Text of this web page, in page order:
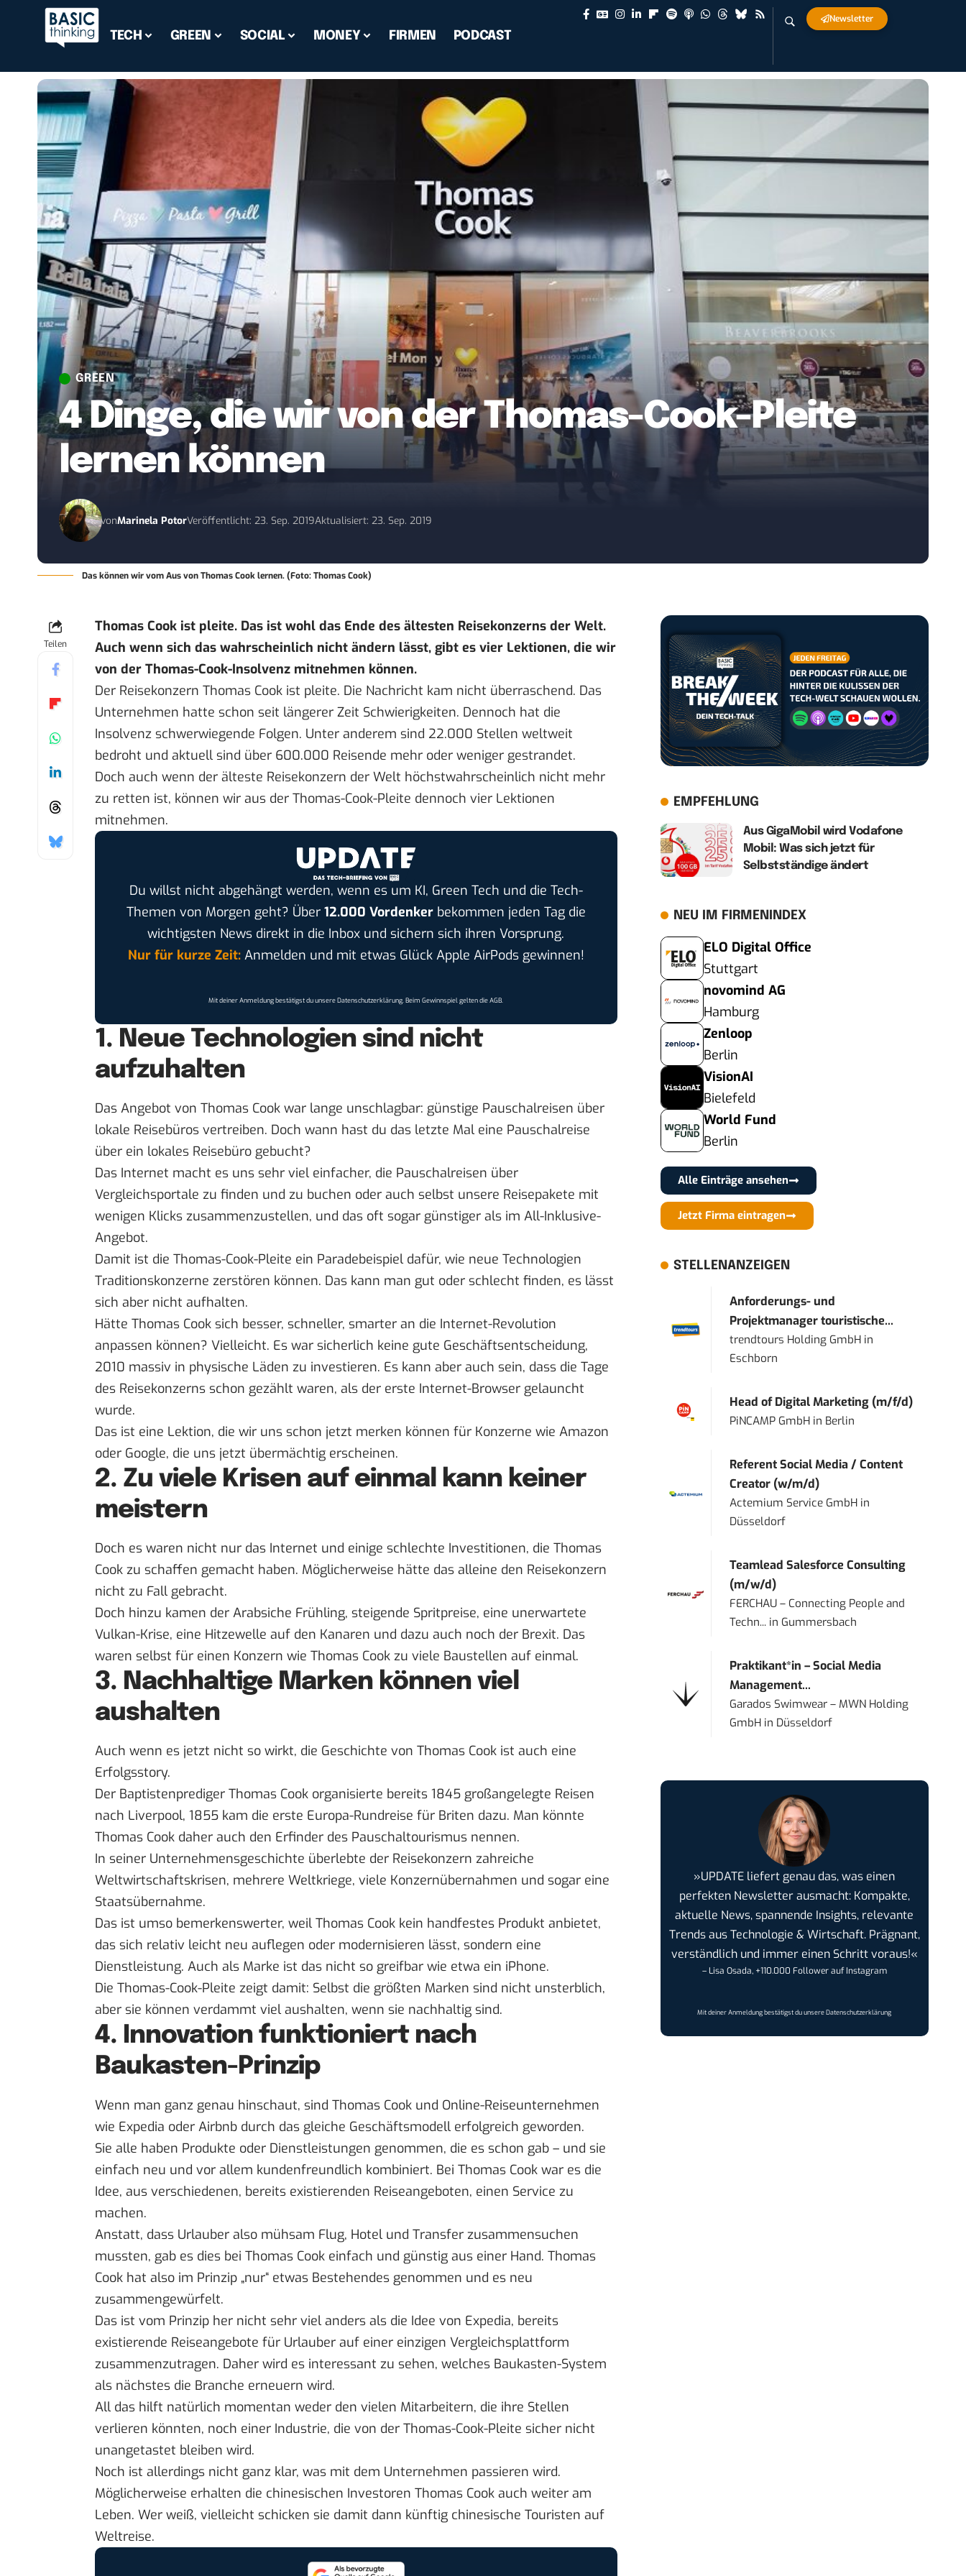
TECH GREEN SOCIAL MONEY FIRMEN PODCAST
Newsletter
GREEN
4 Dinge, die wir von der Thomas-Cook-Pleite
lernen können
vonMarinela PotorVeröffentlicht: 23. Sep. 2019Aktualisiert: 23. Sep. 2019
Das können wir vom Aus von Thomas Cook lernen. (Foto: Thomas Cook)
Teilen
Thomas Cook ist pleite. Das ist wohl das Ende des ältesten Reisekonzerns der Welt.
Auch wenn sich das wahrscheinlich nicht ändern lässt, gibt es vier Lektionen, die wir
von der Thomas-Cook-Insolvenz mitnehmen können.
Der Reisekonzern Thomas Cook ist pleite. Die Nachricht kam nicht überraschend. Das
Unternehmen hatte schon seit längerer Zeit Schwierigkeiten. Dennoch hat die
Insolvenz schwerwiegende Folgen. Unter anderem sind 22.000 Stellen weltweit
bedroht und aktuell sind über 600.000 Reisende mehr oder weniger gestrandet.
Doch auch wenn der älteste Reisekonzern der Welt höchstwahrscheinlich nicht mehr
zu retten ist, können wir aus der Thomas-Cook-Pleite dennoch vier Lektionen
mitnehmen.
Du willst nicht abgehängt werden, wenn es um KI, Green Tech und die Tech-
Themen von Morgen geht? Über 12.000 Vordenkerbekommen jeden Tag die
wichtigsten News direkt in die Inbox und sichern sich ihren Vorsprung.
Nur für kurze Zeit:Anmelden und mit etwas Glück Apple AirPods gewinnen!
Mit deiner Anmeldung bestätigst du unsereDatenschutzerklärung. Beim Gewinnspiel gelten dieAGB.
1. Neue Technologien sind nicht
aufzuhalten
Das Angebot von Thomas Cook war lange unschlagbar: günstige Pauschalreisen über
lokale Reisebüros vertreiben. Doch wann hast du das letzte Mal eine Pauschalreise
über ein lokales Reisebüro gebucht?
Das Internet macht es uns sehr viel einfacher, die Pauschalreisen über
Vergleichsportale zu finden und zu buchen oder auch selbst unsere Reisepakete mit
wenigen Klicks zusammenzustellen, und das oft sogar günstiger als im All-Inklusive-
Angebot.
Damit ist die Thomas-Cook-Pleite ein Paradebeispiel dafür, wie neue Technologien
Traditionskonzerne zerstören können. Das kann man gut oder schlecht finden, es lässt
sich aber nicht aufhalten.
Hätte Thomas Cook sich besser, schneller, smarter an die Internet-Revolution
anpassen können? Vielleicht. Es war sicherlich keine gute Geschäftsentscheidung,
2010 massiv in physische Läden zu investieren. Es kann aber auch sein, dass die Tage
des Reisekonzerns schon gezählt waren, als der erste Internet-Browser gelauncht
wurde.
Das ist eine Lektion, die wir uns schon jetzt merken können für Konzerne wie Amazon
oder Google, die uns jetzt übermächtig erscheinen.
2. Zu viele Krisen auf einmal kann keiner
meistern
Doch es waren nicht nur das Internet und einige schlechte Investitionen, die Thomas
Cook zu schaffen gemacht haben. Möglicherweise hätte das alleine den Reisekonzern
nicht zu Fall gebracht.
Doch hinzu kamen der Arabsiche Frühling, steigende Spritpreise, eine unerwartete
Vulkan-Krise, eine Hitzewelle auf den Kanaren und dazu auch noch der Brexit. Das
waren selbst für einen Konzern wie Thomas Cook zu viele Baustellen auf einmal.
3. Nachhaltige Marken können viel
aushalten
Auch wenn es jetzt nicht so wirkt, die Geschichte von Thomas Cook ist auch eine
Erfolgsstory.
Der Baptistenprediger Thomas Cook organisierte bereits 1845 großangelegte Reisen
nach Liverpool, 1855 kam die erste Europa-Rundreise für Briten dazu. Man könnte
Thomas Cook daher auch den Erfinder des Pauschaltourismus nennen.
In seiner Unternehmensgeschichte überlebte der Reisekonzern zahreiche
Weltwirtschaftskrisen, mehrere Weltkriege, viele Konzernübernahmen und sogar eine
Staatsübernahme.
Das ist umso bemerkenswerter, weil Thomas Cook kein handfestes Produkt anbietet,
das sich relativ leicht neu auflegen oder modernisieren lässt, sondern eine
Dienstleistung. Auch als Marke ist das nicht so greifbar wie etwa ein iPhone.
Die Thomas-Cook-Pleite zeigt damit: Selbst die größten Marken sind nicht unsterblich,
aber sie können verdammt viel aushalten, wenn sie nachhaltig sind.
4. Innovation funktioniert nach
Baukasten-Prinzip
Wenn man ganz genau hinschaut, sind Thomas Cook und Online-Reiseunternehmen
wie Expedia oder Airbnb durch das gleiche Geschäftsmodell erfolgreich geworden.
Sie alle haben Produkte oder Dienstleistungen genommen, die es schon gab – und sie
einfach neu und vor allem kundenfreundlich kombiniert. Bei Thomas Cook war es die
Idee, aus verschiedenen, bereits existierenden Reiseangeboten, einen Service zu
machen.
Anstatt, dass Urlauber also mühsam Flug, Hotel und Transfer zusammensuchen
mussten, gab es dies bei Thomas Cook einfach und günstig aus einer Hand. Thomas
Cook hat also im Prinzip „nur“ etwas Bestehendes genommen und es neu
zusammengewürfelt.
Das ist vom Prinzip her nicht sehr viel anders als die Idee von Expedia, bereits
existierende Reiseangebote für Urlauber auf einer einzigen Vergleichsplattform
zusammenzutragen. Daher wird es interessant zu sehen, welches Baukasten-System
als nächstes die Branche erneuern wird.
All das hilft natürlich momentan weder den vielen Mitarbeitern, die ihre Stellen
verlieren könnten, noch einer Industrie, die von der Thomas-Cook-Pleite sicher nicht
unangetastet bleiben wird.
Noch ist allerdings nicht ganz klar, was mit dem Unternehmen passieren wird.
Möglicherweise erhalten die chinesischen Investoren Thomas Cook auch weiter am
Leben. Wer weiß, vielleicht schicken sie damit dann künftig chinesische Touristen auf
Weltreise.
EMPFEHLUNG
Aus GigaMobil wird Vodafone
Mobil: Was sich jetzt für
Selbstständige ändert
NEU IM FIRMENINDEX
ELO Digital Office
Stuttgart
novomind AG
Hamburg
Zenloop
Berlin
VisionAI
Bielefeld
World Fund
Berlin
Alle Einträge ansehen
Jetzt Firma eintragen
STELLENANZEIGEN
Anforderungs- und
Projektmanager touristische...
trendtours Holding GmbH in
Eschborn
Head of Digital Marketing (m/f/d)
PiNCAMP GmbH in Berlin
Referent Social Media / Content
Creator (w/m/d)
Actemium Service GmbH in
Düsseldorf
Teamlead Salesforce Consulting
(m/w/d)
FERCHAU – Connecting People and
Techn... in Gummersbach
Praktikant*in – Social Media
Management...
Garados Swimwear – MWN Holding
GmbH in Düsseldorf
»UPDATE liefert genau das, was einen
perfekten Newsletter ausmacht: Kompakte,
aktuelle News, spannende Insights, relevante
Trends aus Technologie & Wirtschaft. Prägnant,
verständlich und immer einen Schritt voraus!«
– Lisa Osada, +110.000 Follower auf Instagram
Mit deiner Anmeldung bestätigst du unsereDatenschutzerklärung